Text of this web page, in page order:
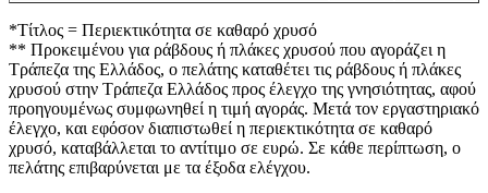
*Τίτλος = Περιεκτικότητα σε καθαρό χρυσό
** Προκειμένου για ράβδους ή πλάκες χρυσού που αγοράζει η
Τράπεζα της Ελλάδος, ο πελάτης καταθέτει τις ράβδους ή πλάκες
χρυσού στην Τράπεζα Ελλάδος προς έλεγχο της γνησιότητας, αφού
προηγουμένως συμφωνηθεί η τιμή αγοράς. Μετά τον εργαστηριακό
έλεγχο, και εφόσον διαπιστωθεί η περιεκτικότητα σε καθαρό
χρυσό, καταβάλλεται το αντίτιμο σε ευρώ. Σε κάθε περίπτωση, ο
πελάτης επιβαρύνεται με τα έξοδα ελέγχου.